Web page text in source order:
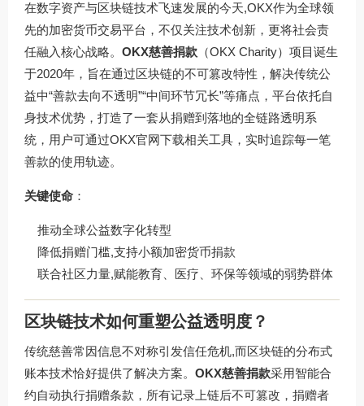
在数字资产与区块链技术飞速发展的今天,OKX作为全球领
先的加密货币交易平台，不仅关注技术创新，更将社会责
任融入核心战略。 OKX慈善捐款 （OKX Charity）项目诞生
于2020年，旨在通过区块链的不可篡改特性，解决传统公
益中“善款去向不透明”“中间环节冗长”等痛点，平台依托自
身技术优势，打造了一套从捐赠到落地的全链路透明系
统，用户可通过OKX官网下载相关工具，实时追踪每一笔
善款的使用轨迹。
关键使命 ：
推动全球公益数字化转型
降低捐赠门槛,支持小额加密货币捐款
联合社区力量,赋能教育、医疗、环保等领域的弱势群体
区块链技术如何重塑公益透明度？
传统慈善常因信息不对称引发信任危机,而区块链的分布式
账本技术恰好提供了解决方案。 OKX慈善捐款采用智能合
约自动执行捐赠条款，所有记录上链后不可篡改，捐赠者